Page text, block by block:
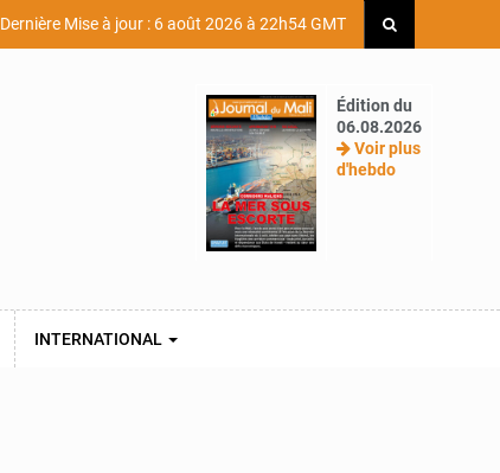
Dernière Mise à jour : 6 août 2026 à 22h54 GMT
Édition du
06.08.2026
Voir plus
d'hebdo
INTERNATIONAL